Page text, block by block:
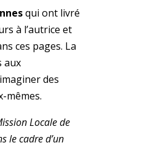
qui ont livré
à l’autrice et
ces pages. La
aux
des
mêmes.
Locale de
le cadre d’un